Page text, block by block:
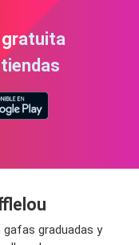
gratuita
graduadas y